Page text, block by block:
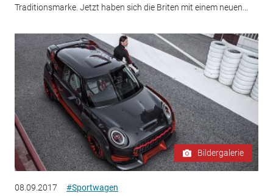
Traditionsmarke. Jetzt haben sich die Briten mit einem neuen...
Bildergalerie
08.09.2017 #Sportwagen